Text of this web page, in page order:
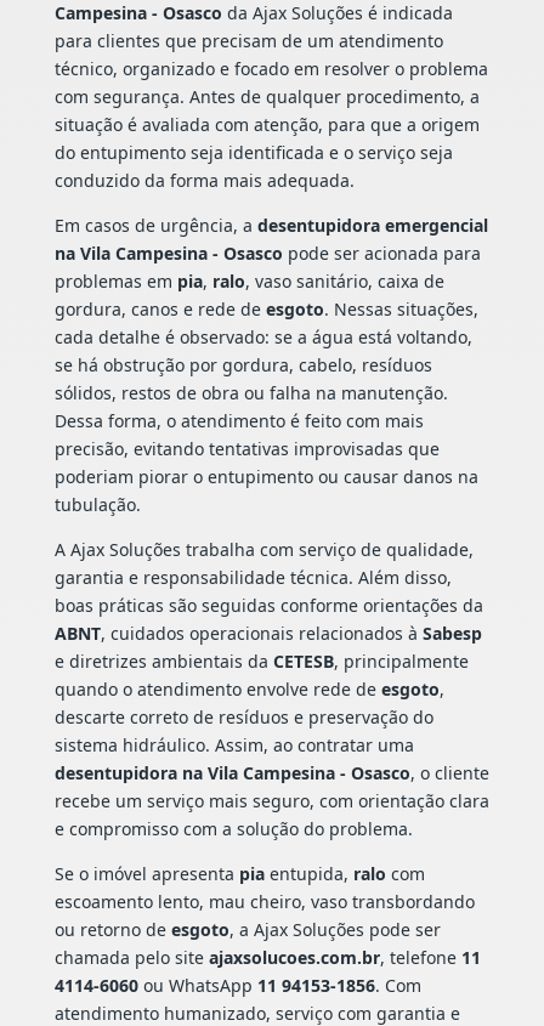
Campesina - Osasco da Ajax Soluções é indicada
para clientes que precisam de um atendimento
técnico, organizado e focado em resolver o problema
com segurança. Antes de qualquer procedimento, a
situação é avaliada com atenção, para que a origem
do entupimento seja identificada e o serviço seja
conduzido da forma mais adequada.
Em casos de urgência, a desentupidora emergencial
na Vila Campesina - Osasco pode ser acionada para
problemas em pia, ralo, vaso sanitário, caixa de
gordura, canos e rede de esgoto. Nessas situações,
cada detalhe é observado: se a água está voltando,
se há obstrução por gordura, cabelo, resíduos
sólidos, restos de obra ou falha na manutenção.
Dessa forma, o atendimento é feito com mais
precisão, evitando tentativas improvisadas que
poderiam piorar o entupimento ou causar danos na
tubulação.
A Ajax Soluções trabalha com serviço de qualidade,
garantia e responsabilidade técnica. Além disso,
boas práticas são seguidas conforme orientações da
ABNT, cuidados operacionais relacionados à Sabesp
e diretrizes ambientais da CETESB, principalmente
quando o atendimento envolve rede de esgoto,
descarte correto de resíduos e preservação do
sistema hidráulico. Assim, ao contratar uma
desentupidora na Vila Campesina - Osasco, o cliente
recebe um serviço mais seguro, com orientação clara
e compromisso com a solução do problema.
Se o imóvel apresenta piaentupida, ralo com
escoamento lento, mau cheiro, vaso transbordando
ou retorno de esgoto, a Ajax Soluções pode ser
chamada pelo site ajaxsolucoes.com.br, telefone 11
4114-6060ou WhatsApp 11 94153-1856. Com
atendimento humanizado, serviço com garantia e